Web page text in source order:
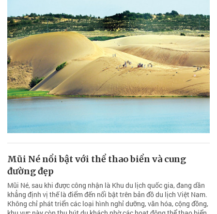
Mũi Né nổi bật với thể thao biển và cung
đường đẹp
Mũi Né, sau khi được công nhận là Khu du lịch quốc gia, đang dần
khẳng định vị thế là điểm đến nổi bật trên bản đồ du lịch Việt Nam.
Không chỉ phát triển các loại hình nghỉ dưỡng, văn hóa, cộng đồng,